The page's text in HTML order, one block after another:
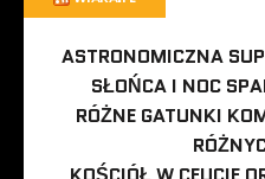
ASTRONOMICZNA
SŁOŃCA I NOC
RÓŻNE GATUNKI